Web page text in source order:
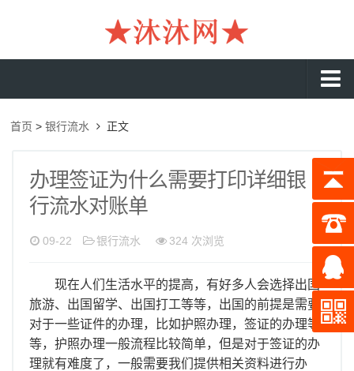
工资流水
入职流水
企业流水
存款证明
在职证明
离职证明
首页 >银行流水 正文
办理签证为什么需要打印详细银
行流水对账单
09-22 银行流水 324 次浏览
现在人们生活水平的提高，有好多人会选择出国
旅游、出国留学、出国打工等等，出国的前提是需要
对于一些证件的办理，比如护照办理，签证的办理等
等，护照办理一般流程比较简单，但是对于签证的办
理就有难度了，一般需要我们提供相关资料进行办